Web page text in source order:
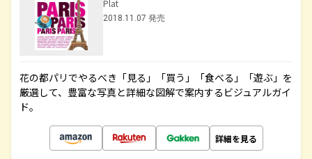
Plat
2018.11.07 発売
花の都パリでやるべき「見る」「買う」「食べる」「遊ぶ」を
厳選して、豊富な写真と詳細な図解で案内するビジュアルガイ
ド。
詳細を見る